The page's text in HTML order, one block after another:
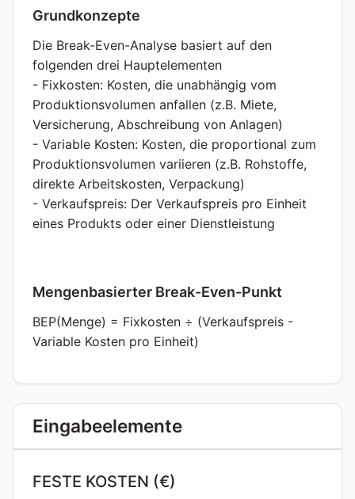
Grundkonzepte
Die Break-Even-Analyse basiert auf den
folgenden drei Hauptelementen
- Fixkosten: Kosten, die unabhängig vom
Produktionsvolumen anfallen (z.B. Miete,
Versicherung, Abschreibung von Anlagen)
- Variable Kosten: Kosten, die proportional zum
Produktionsvolumen variieren (z.B. Rohstoffe,
direkte Arbeitskosten, Verpackung)
- Verkaufspreis: Der Verkaufspreis pro Einheit
eines Produkts oder einer Dienstleistung
Mengenbasierter Break-Even-Punkt
BEP(Menge) = Fixkosten ÷ (Verkaufspreis -
Variable Kosten pro Einheit)
Eingabeelemente
FESTE KOSTEN (€)